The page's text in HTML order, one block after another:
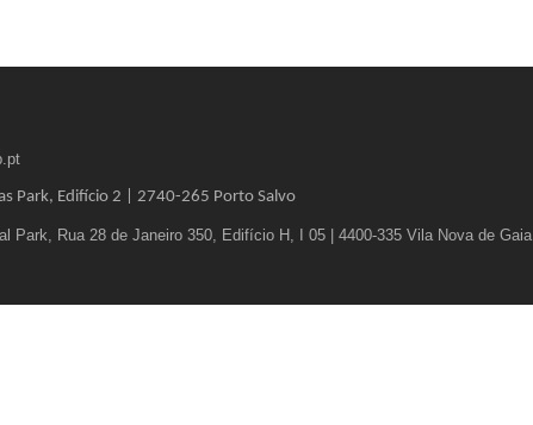
Park, Edifício 2 |2740-265 Porto Salvo
Park, Rua 28 de Janeiro 350, Edifício H, I 05 | 4400-335 Vila Nova de Gaia